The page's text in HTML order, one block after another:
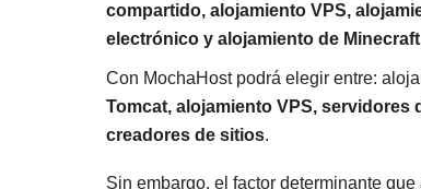
compartido, alojamiento VPS,
electrónico y alojamiento de Minecraft
Con MochaHost podrá elegir entre:
Tomcat, alojamiento VPS,
creadores de sitios.
Sin embargo, el factor determinante